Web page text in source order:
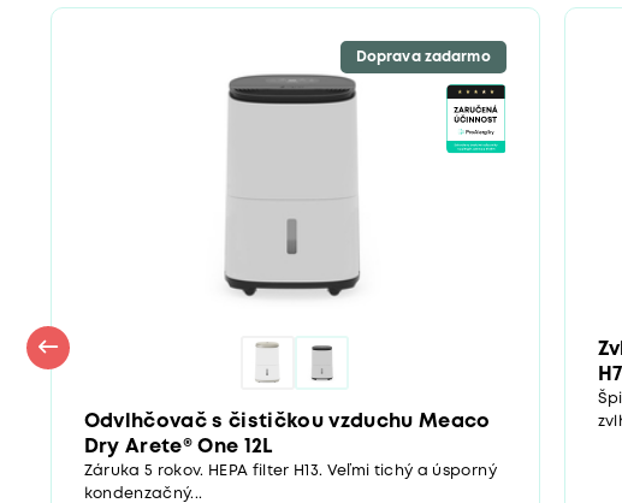
Doprava zadarmo
Odvlhčovač s čističkou vzduchu Meaco
Dry Arete® One 12L
Záruka 5 rokov. HEPA filter H13. Veľmi tichý a úsporný
kondenzačný...